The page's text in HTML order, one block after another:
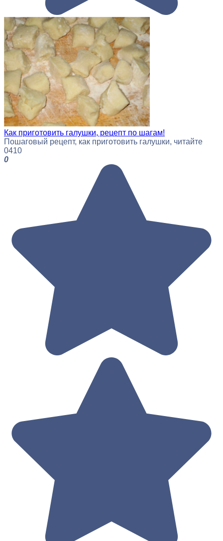
Как приготовить галушки, рецепт по шагам!
Пошаговый рецепт, как приготовить галушки, читайте
0410
0